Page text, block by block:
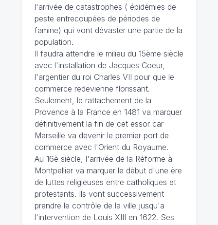
l'arrivée de catastrophes ( épidémies de
peste entrecoupées de périodes de
famine) qui vont dévaster une partie de la
population.
Il faudra attendre le milieu du 15ème siècle
avec l'installation de Jacques Coeur,
l'argentier du roi Charles VII pour que le
commerce redevienne florissant.
Seulement, le rattachement de la
Provence à la France en 1481 va marquer
définitivement la fin de cet essor car
Marseille va devenir le premier port de
commerce avec l'Orient du Royaume.
Au 16è siècle, l'arrivée de la Réforme à
Montpellier va marquer le début d'une ère
de luttes religieuses entre catholiques et
protestants. Ils vont successivement
prendre le contrôle de la ville jusqu'a
l'intervention de Louis XIII en 1622. Ses